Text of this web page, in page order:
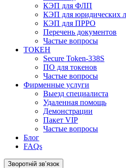
КЭП для ФЛП
КЭП для юридических
КЭП для ПРРО
Перечень документов
Частые вопросы
ТОКЕН
Secure Token-338S
ПО для токенов
Частые вопросы
Фирменные услуги
Выезд специалиста
Удаленная помощь
Демонстрации
Пакет VIP
Частые вопросы
Блог
FAQs
Зворотній звʼязок